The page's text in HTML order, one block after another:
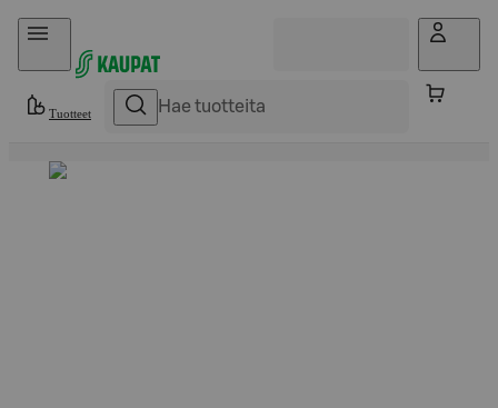
Hyppää sisältöön
Tuotteet